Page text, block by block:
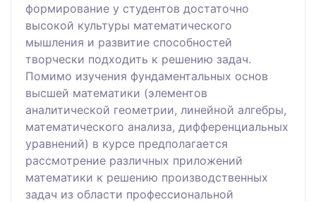
формирование у студентов достаточно
высокой культуры математического
мышления и развитие способностей
творчески подходить к решению задач.
Помимо изучения фундаментальных основ
высшей математики (элементов
аналитической геометрии, линейной алгебры,
математического анализа, дифференциальных
уравнений) в курсе предполагается
рассмотрение различных приложений
математики к решению производственных
задач из области профессиональной